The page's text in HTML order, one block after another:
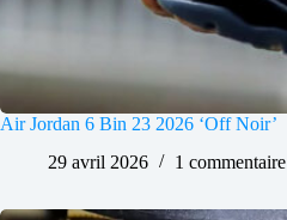
Air Jordan 6 Bin 23 2026 ‘Off Noir’
29 avril 2026
1 commentaire